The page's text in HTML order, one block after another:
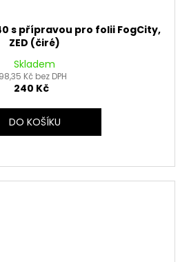
s přípravou pro folii FogCity,
ZED (čiré)
Skladem
Kč bez DPH
240 Kč
DO KOŠÍKU